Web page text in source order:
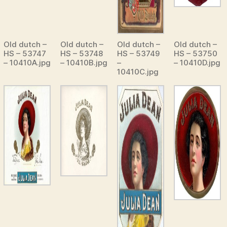
Old dutch –
HS – 53747
– 10410A.jpg
Old dutch –
HS – 53748
– 10410B.jpg
Old dutch –
HS – 53749
–
10410C.jpg
Old dutch –
HS – 53750
– 10410D.jpg